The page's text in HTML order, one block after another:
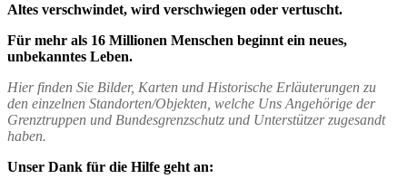
Altes verschwindet, wird verschwiegen oder vertuscht.
Für mehr als 16 Millionen Menschen beginnt ein neues,
unbekanntes Leben.
Hier finden Sie Bilder, Karten und Historische Erläuterungen zu
den einzelnen Standorten/Objekten, welche Uns Angehörige der
Grenztruppen und Bundesgrenzschutz und Unterstützer zugesandt
haben.
Unser Dank für die Hilfe geht an: